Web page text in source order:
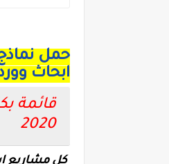
حمل
ابحاث
قائمة
2020
كل مشاريع